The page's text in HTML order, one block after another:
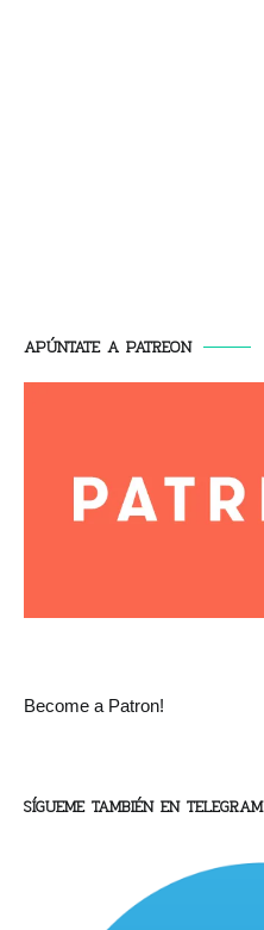
APÚNTATE A PATREON
Become a Patron!
SÍGUEME TAMBIÉN EN TELEGRAM